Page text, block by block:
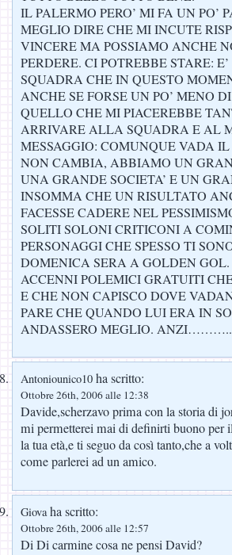
IL PALERMO PERO’ MI FA UN PO’
MEGLIO DIRE CHE MI INCUTE
VINCERE MA POSSIAMO ANCHE
PERDERE. CI POTREBBE STARE:
SQUADRA CHE IN QUESTO
ANCHE SE FORSE UN PO’ MENO
QUELLO CHE MI PIACEREBBE
ARRIVARE ALLA SQUADRA E AL
MESSAGGIO: COMUNQUE VADA
NON CAMBIA, ABBIAMO UN
UNA GRANDE SOCIETA’ E UN
INSOMMA CHE UN RISULTATO
FACESSE CADERE NEL
SOLITI SOLONI CRITICONI A
PERSONAGGI CHE SPESSO TI
DOMENICA SERA A GOLDEN GOL.
ACCENNI POLEMICI GRATUITI
E CHE NON CAPISCO DOVE
PARE CHE QUANDO LUI ERA IN
ANDASSERO MEGLIO. ANZI………..
Antoniounico10 ha scritto:
Ottobre 26th, 2006 alle 12:38
Davide,scherzavo prima con la storia di
mi permetterei mai di definirti buono per
la tua età,e ti seguo da così tanto,che a
come parlerei ad un amico.
Giovaha scritto:
Ottobre 26th, 2006 alle 12:57
Di Di carmine cosa ne pensi David?